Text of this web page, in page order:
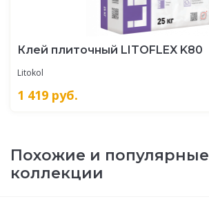
Клей плиточный LITOFLEX K80
Litokol
1 419 руб.
Похожие и популярные
коллекции